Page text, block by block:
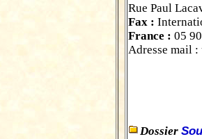
Rue Paul
Fax :
France : 05
Adresse mail :
Dossier